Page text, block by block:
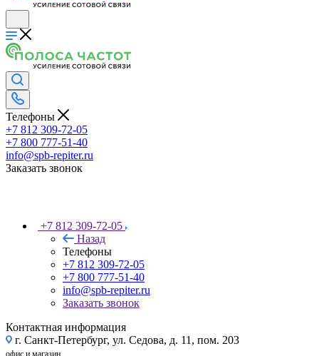
Телефоны
+7 812 309-72-05
+7 800 777-51-40
info@spb-repiter.ru
Заказать звонок
+7 812 309-72-05
Назад
Телефоны
+7 812 309-72-05
+7 800 777-51-40
info@spb-repiter.ru
Заказать звонок
Контактная информация
г. Санкт-Петербург, ул. Седова, д. 11, пом. 203
офис и магазин